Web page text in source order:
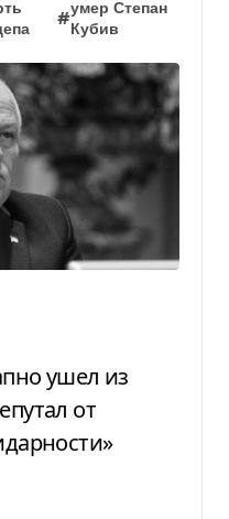
#
умер Степан
Кубив
от